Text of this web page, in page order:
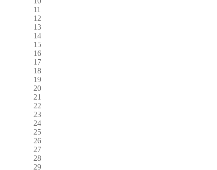
11
12
13
14
15
16
17
18
19
20
21
22
23
24
25
26
27
28
29